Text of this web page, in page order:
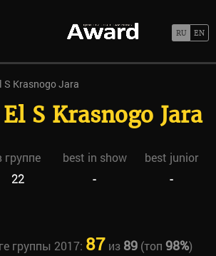
S Krasnogo Jara
S Krasnogo Jara
группе best in show
best junior
22 - -
группы 2017: 87 из 89(топ 98%)